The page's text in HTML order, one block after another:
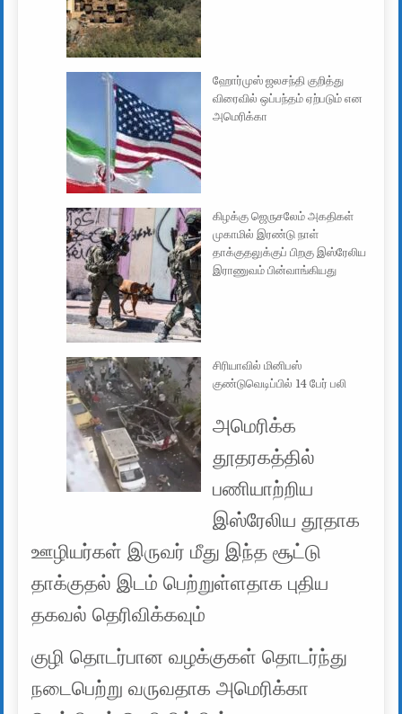
ஹோர்முஸ் ஜலசந்தி குறித்து
விரைவில் ஒப்பந்தம் ஏற்படும் என
அமெரிக்கா
கிழக்கு ஜெருசலேம் அகதிகள்
முகாமில் இரண்டு நாள்
தாக்குதலுக்குப் பிறகு இஸ்ரேலிய
இராணுவம் பின்வாங்கியது
சிரியாவில் மினிபஸ்
குண்டுவெடிப்பில் 14 பேர் பலி
அமெரிக்க
தூதரகத்தில்
பணியாற்றிய
இஸ்ரேலிய தூதாக
ஊழியர்கள் இருவர் மீது இந்த சூட்டு
தாக்குதல் இடம் பெற்றுள்ளதாக புதிய
தகவல் தெரிவிக்கவும்
குழி தொடர்பான வழக்குகள் தொடர்ந்து
நடைபெற்று வருவதாக அமெரிக்கா